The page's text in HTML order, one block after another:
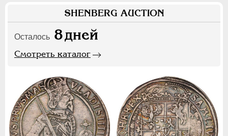
SHENBERG AUCTION
Осталось 8дней
Смотреть каталог